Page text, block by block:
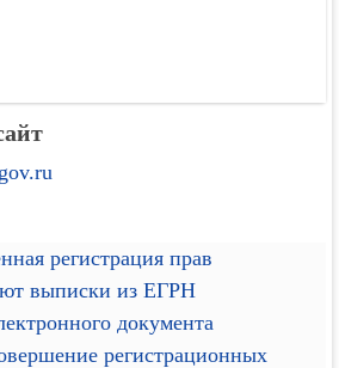
регистрация прав
выписки из ЕГРН
документа
регистрационных